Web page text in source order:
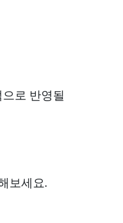
로 반영될
보세요.